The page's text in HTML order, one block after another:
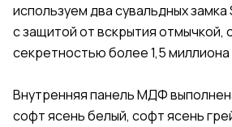
используем два сувальдных
с защитой от вскрытия отмычкой,
секретностью более 1,5
Внутренняя панель МДФ
софт ясень белый, софт ясень